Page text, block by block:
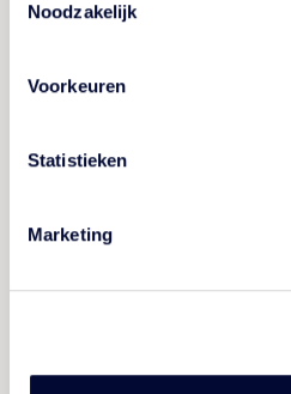
Noodzakelijk
Voorkeuren
Statistieken
Marketing